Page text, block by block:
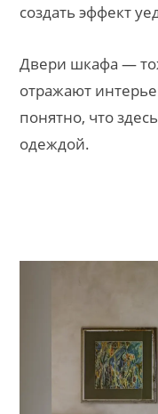
создать эффект
Двери шкафа —
отражают
понятно, что
одеждой.